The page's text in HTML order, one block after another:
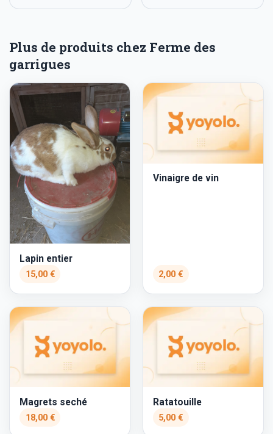
Plus de produits chez Ferme des
garrigues
Lapin entier
15,00 €
Vinaigre de vin
2,00 €
Magrets seché
18,00 €
Ratatouille
5,00 €